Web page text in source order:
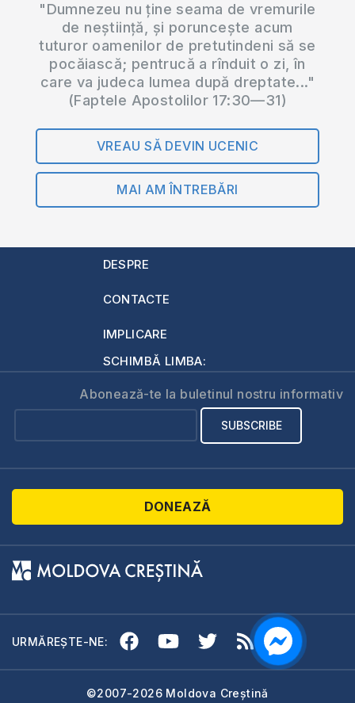
"Dumnezeu nu ține seama de vremurile
de neștiință, și poruncește acum
tuturor oamenilor de pretutindeni să se
pocăiască; pentrucă a rînduit o zi, în
care va judeca lumea după dreptate..."
(Faptele Apostolilor 17:30—31)
VREAU SĂ DEVIN UCENIC
MAI AM ÎNTREBĂRI
DESPRE
CONTACTE
IMPLICARE
SCHIMBĂ LIMBA:
Abonează-te la buletinul nostru informativ
DONEAZĂ
URMĂREȘTE-NE:
©2007-2026 Moldova Creștină